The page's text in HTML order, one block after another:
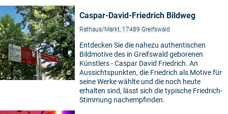
©
Caspar-David-Friedrich Bildweg
Rathaus/Markt, 17489 Greifswald
Entdecken Sie die nahezu authentischen
Bildmotive des in Greifswald geborenen
Künstlers - Caspar David Friedrich. An
Aussichtspunkten, die Friedrich als Motive für
seine Werke wählte und die noch heute
erhalten sind, lässt sich die typische Friedrich-
Stimmung nachempfinden.